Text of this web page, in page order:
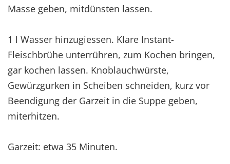
Masse geben, mitdünsten lassen.
1 l Wasser hinzugiessen. Klare Instant-
Fleischbrühe unterrühren, zum Kochen bringen,
gar kochen lassen. Knoblauchwürste,
Gewürzgurken in Scheiben schneiden, kurz vor
Beendigung der Garzeit in die Suppe geben,
miterhitzen.
Garzeit: etwa 35 Minuten.